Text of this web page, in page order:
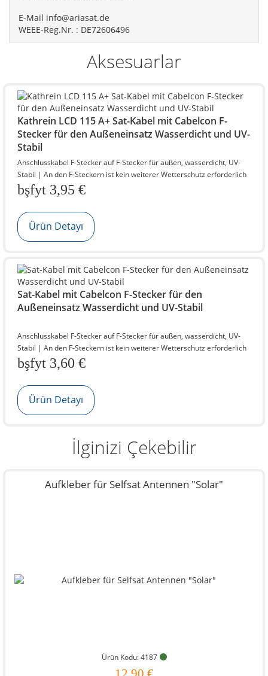
E-Mail info@ariasat.de
WEEE-Reg.Nr. : DE72606496
Aksesuarlar
Kathrein LCD 115 A+ Sat-Kabel mit Cabelcon F-
Stecker für den Außeneinsatz Wasserdicht und UV-
Stabil
Anschlusskabel F-Stecker auf F-Stecker für außen, wasserdicht, UV-
Stabil | An den F-Steckern ist kein weiterer Wetterschutz erforderlich
bşfyt 3,95 €
Ürün Detayı
Sat-Kabel mit Cabelcon F-Stecker für den
Außeneinsatz Wasserdicht und UV-Stabil
Anschlusskabel F-Stecker auf F-Stecker für außen, wasserdicht, UV-
Stabil | An den F-Steckern ist kein weiterer Wetterschutz erforderlich
bşfyt 3,60 €
Ürün Detayı
İlginizi Çekebilir
Aufkleber für Selfsat Antennen "Solar"
Ürün Kodu: 4187